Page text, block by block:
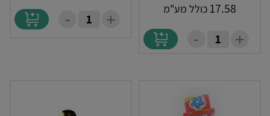
17.58 כולל מע"מ
+
-
+
-